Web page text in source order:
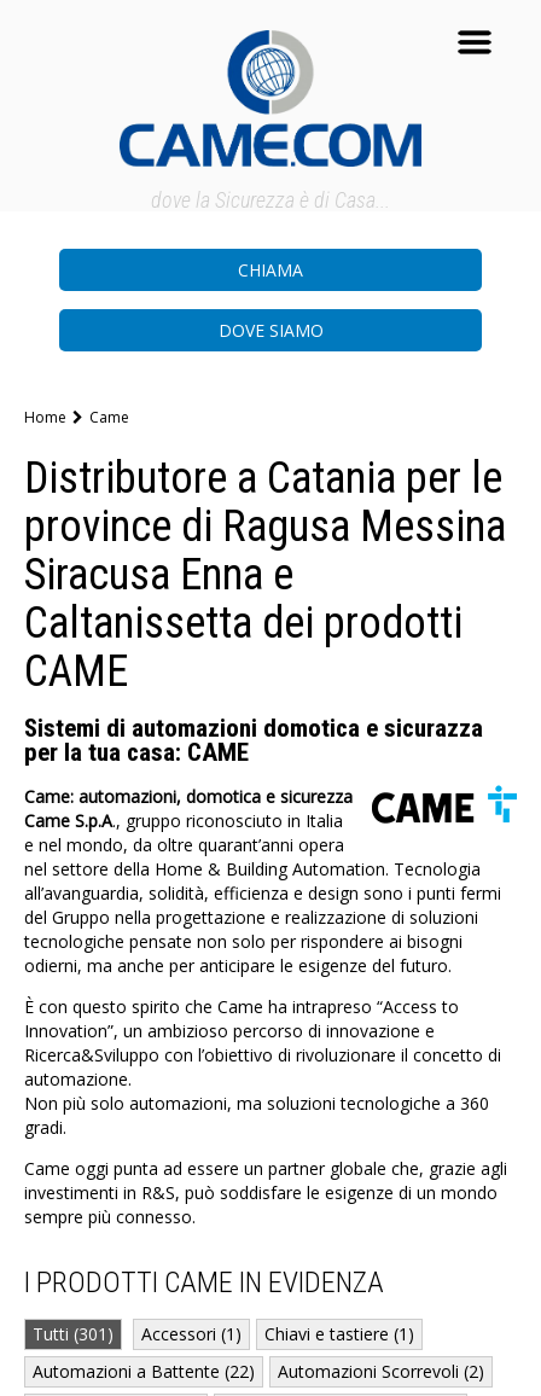
dove la Sicurezza è di Casa...
CHIAMA
DOVE SIAMO
Home Came
Distributore a Catania per le
province di Ragusa Messina
Siracusa Enna e
Caltanissetta dei prodotti
CAME
Sistemi di automazioni domotica e sicurazza
per la tua casa: CAME
Came: automazioni, domotica e sicurezza
Came S.p.A., gruppo riconosciuto in Italia
e nel mondo, da oltre quarant’anni opera
nel settore della Home & Building Automation. Tecnologia
all’avanguardia, solidità, efficienza e design sono i punti fermi
del Gruppo nella progettazione e realizzazione di soluzioni
tecnologiche pensate non solo per rispondere ai bisogni
odierni, ma anche per anticipare le esigenze del futuro.
È con questo spirito che Came ha intrapreso “Access to
Innovation”, un ambizioso percorso di innovazione e
Ricerca&Sviluppo con l’obiettivo di rivoluzionare il concetto di
automazione.
Non più solo automazioni, ma soluzioni tecnologiche a 360
gradi.
Came oggi punta ad essere un partner globale che, grazie agli
investimenti in R&S, può soddisfare le esigenze di un mondo
sempre più connesso.
I PRODOTTI CAME IN EVIDENZA
Tutti (301) Accessori (1)
Chiavi e tastiere (1)
Automazioni a Battente (22)
Automazioni Scorrevoli (2)